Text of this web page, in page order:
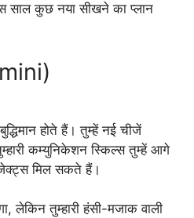
साल कुछ नया सीखने का प्लान
होते हैं। तुम्हें नई चीजें
कम्युनिकेशन स्किल्स तुम्हें आगे
मिल सकते हैं।
लेकिन तुम्हारी हंसी-मजाक वाली